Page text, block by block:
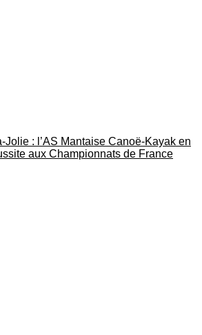
Jolie : l’AS Mantaise Canoë‑Kayak en
aux Championnats de France